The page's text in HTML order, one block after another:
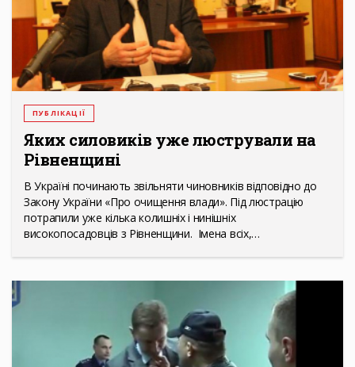
ПУБЛІКАЦІЇ
Яких силовиків уже люстрували на
Рівненщині
В Україні починають звільняти чиновників відповідно до
Закону України «Про очищення влади». Під люстрацію
потрапили уже кілька колишніх і нинішніх
високопосадовців з Рівненщини. Імена всіх,…